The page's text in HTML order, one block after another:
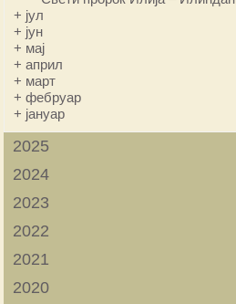
+ јул
+ јун
+ мај
+април
+ март
+фебруар
+ јануар
2025
2024
2023
2022
2021
2020